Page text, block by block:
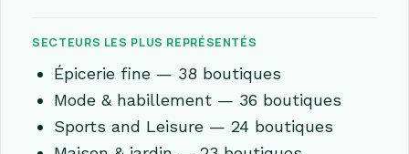
SECTEURS LES PLUS REPRÉSENTÉS
Épicerie fine — 38 boutiques
Mode & habillement — 36 boutiques
Sports and Leisure — 24 boutiques